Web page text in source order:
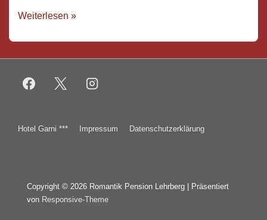
Skisaison
ist
Weiterlesen »
Footer-
Hotel Garni *** Impressum Datenschutzerklärung
Copyright © 2026 Romantik Pension Lehrberg
| Präsentiert
von Responsive-Theme